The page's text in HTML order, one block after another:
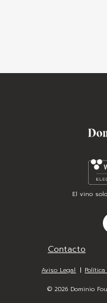
El vino
Pie
de
página
Contacto
Legal
Aviso Legal
© 2026 Dominio